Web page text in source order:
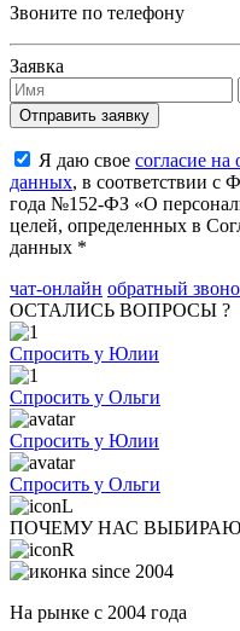
Звоните по телефону
Заявка
Я даю свое согласие
данных, в соответствии с
года №152-ФЗ «О
целей, определенных в
данных *
чат-онлайн обратный
ОСТАЛИСЬ ВОПРОСЫ ?
Спросить у Юлии
Спросить у Ольги
Спросить у Юлии
Спросить у Ольги
ПОЧЕМУ НАС
На рынке с 2004 года